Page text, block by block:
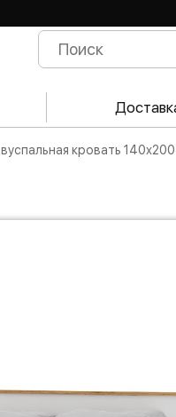
Двуспальная кровать